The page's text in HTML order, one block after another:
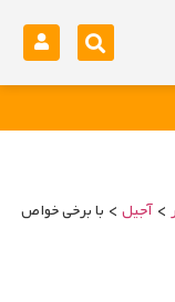
> آجیل > با برخی خواص